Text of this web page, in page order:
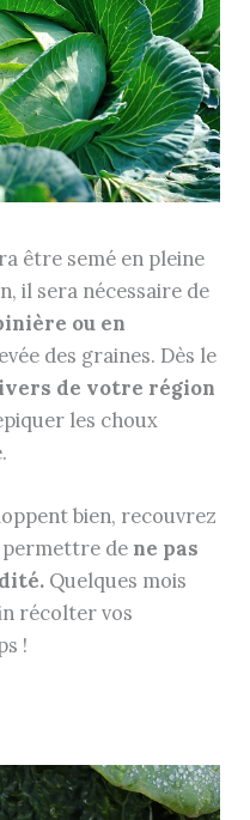
être semé en pleine
il sera nécessaire de
ou en
des graines. Dès le
de votre région
les choux
bien, recouvrez
de ne pas
Quelques mois
récolter vos
!